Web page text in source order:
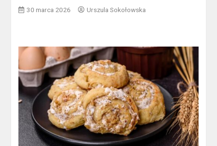
30 marca 2026 Urszula Sokołowska